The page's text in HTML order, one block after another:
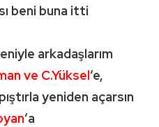
beni buna itti
arkadaşlarım
ve C.Yüksel‘e,
yeniden açarsın
‘a